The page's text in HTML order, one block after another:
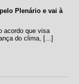
Plenário e vai à
acordo que visa
do clima, [...]